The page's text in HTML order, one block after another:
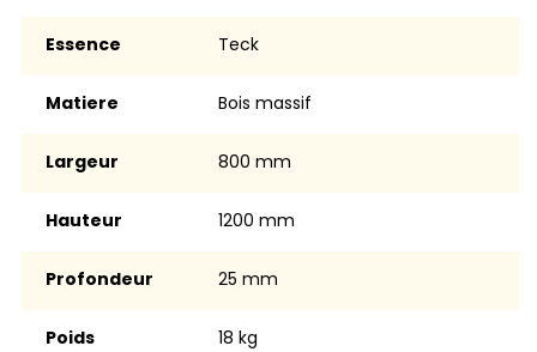
Essence Teck
Matiere Bois massif
Largeur 800 mm
Hauteur 1200 mm
Profondeur 25 mm
Poids 18 kg